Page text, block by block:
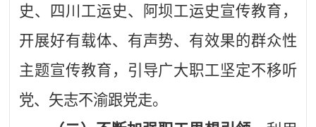
史、四川工运史、阿坝工运史宣传教育，
开展好有载体、有声势、有效果的群众性
主题宣传教育，引导广大职工坚定不移听
党、矢志不渝跟党走。